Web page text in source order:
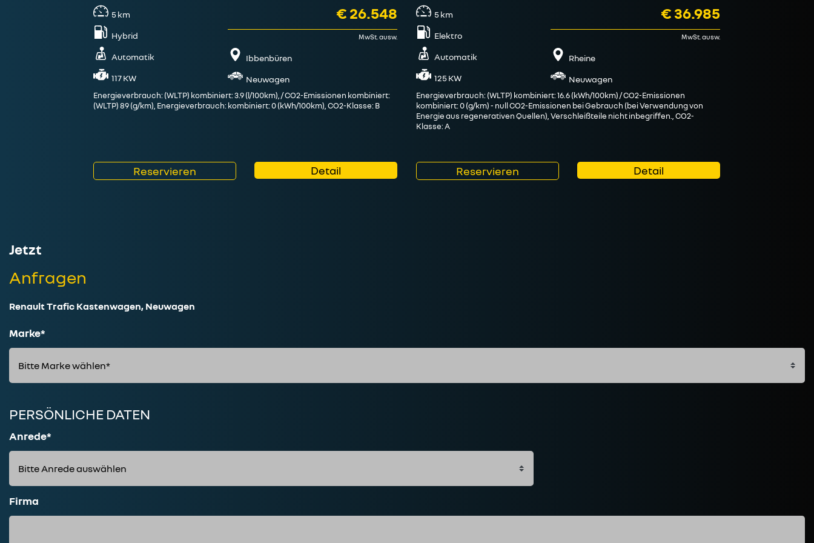
5km
Hybrid
Automatik
117 KW
€ 26.548
MwSt. ausw.
Ibbenbüren
Neuwagen
Energieverbrauch: (WLTP) kombiniert: 3.9 (l/100km), / CO2-Emissionen kombiniert:
(WLTP) 89 (g/km), Energieverbrauch: kombiniert: 0 (kWh/100km), CO2-Klasse: B
Reservieren Detail
5km
Elektro
Automatik
125 KW
€ 36.985
MwSt. ausw.
Rheine
Neuwagen
Energieverbrauch: (WLTP) kombiniert: 16.6 (kWh/100km) / CO2-Emissionen
kombiniert: 0 (g/km) - null CO2-Emissionen bei Gebrauch (bei Verwendung von
Energie aus regenerativen Quellen), Verschleißteile nicht inbegriffen., CO2-
Klasse: A
Reservieren Detail
Jetzt
Anfragen
Renault Trafic Kastenwagen, Neuwagen
Marke*
PERSÖNLICHE DATEN
Anrede*
Firma